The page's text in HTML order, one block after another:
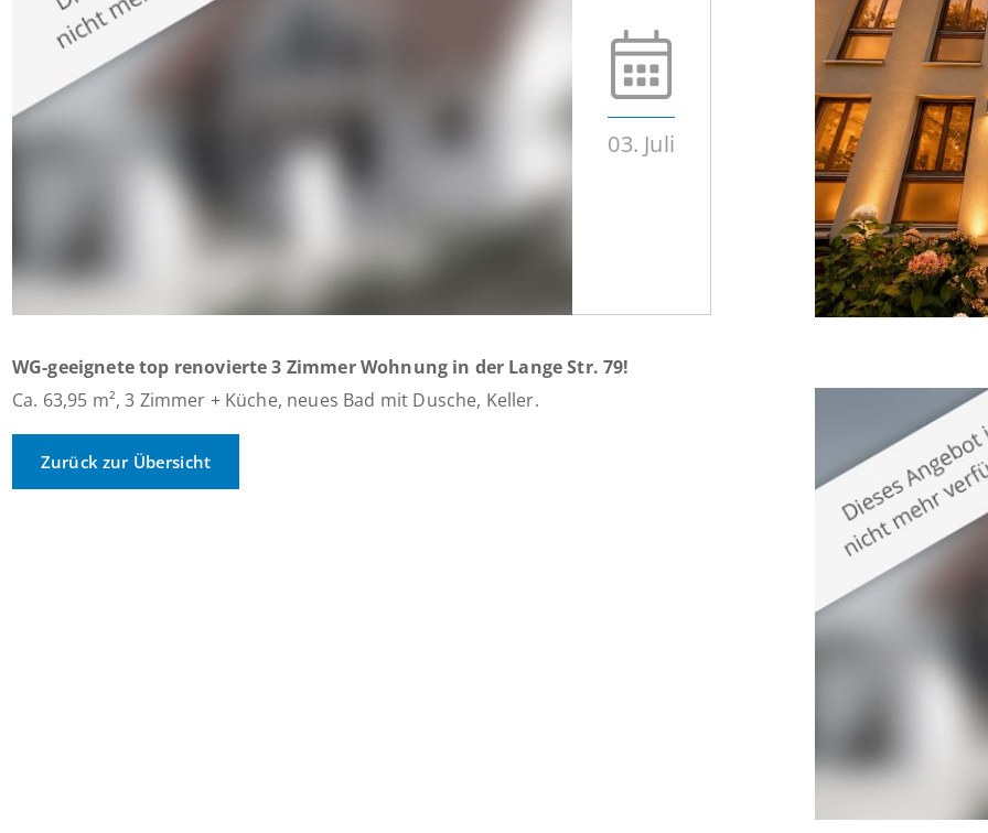
03. Juli
WG-geeignete top renovierte 3 Zimmer Wohnung in der Lange Str. 79!
Ca. 63,95 m², 3 Zimmer + Küche, neues Bad mit Dusche, Keller.
Zurück zur Übersicht